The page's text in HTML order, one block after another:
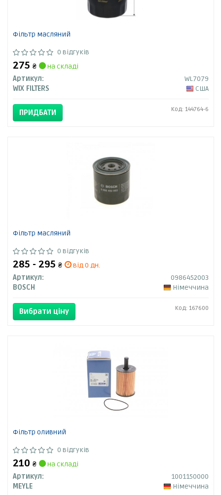
Фільтр масляний
0 відгуків
275 ₴
на складі
Артикул:
WL7079
WIX FILTERS
США
ПРИДБАТИ Код: 144764-6
Фільтр масляний
0 відгуків
285 - 295 ₴
від 0 дн.
Артикул:
0986452003
BOSCH
Німеччина
Вибрати ціну Код: 167600
Фільтр оливний
0 відгуків
210 ₴
на складі
Артикул:
1001150000
MEYLE
Німеччина